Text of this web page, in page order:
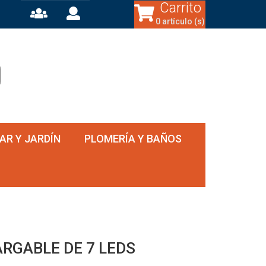
Carrito
0 artículo (s)
Y JARDÍN PLOMERÍA Y BAÑOS
DE 7 LEDS